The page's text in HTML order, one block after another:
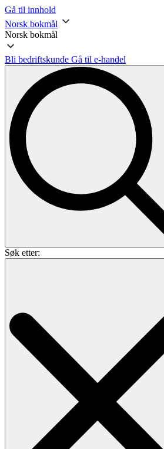
Gå til innhold
Norsk bokmål
Norsk bokmål
Bli bedriftskunde Gå til e-handel
Søk etter: